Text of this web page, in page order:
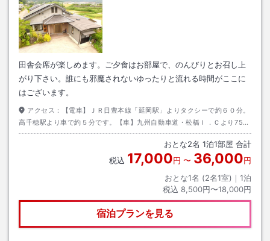
田舎会席が楽しめます。ご夕食はお部屋で、のんびりとお召し上
がり下さい。誰にも邪魔されないゆったりと流れる時間がここに
はございます。
アクセス：
【電車】ＪＲ日豊本線「延岡駅」よりタクシーで約６０分。
高千穂駅より車で約５分です。【車】九州自動車道・松橋Ｉ．Ｃより75ｋ
ｍ・国道２１８号線利用。
おとな2名 1泊1部屋 合計
税込 17,000円 〜 36,000円
おとな1名 (2名1室)｜ 1泊
税込 8,500円〜18,000円
宿泊プランを見る